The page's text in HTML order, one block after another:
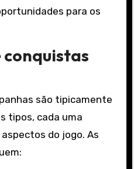
para os
são tipicamente
tipos, cada uma
do jogo. As